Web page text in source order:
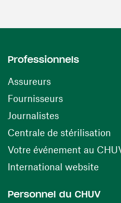
Professionnels
Assureurs
Fournisseurs(opens in a
Journalistes
Centrale de stérilisation
Votre événement au
International website
Personnel du CHUV